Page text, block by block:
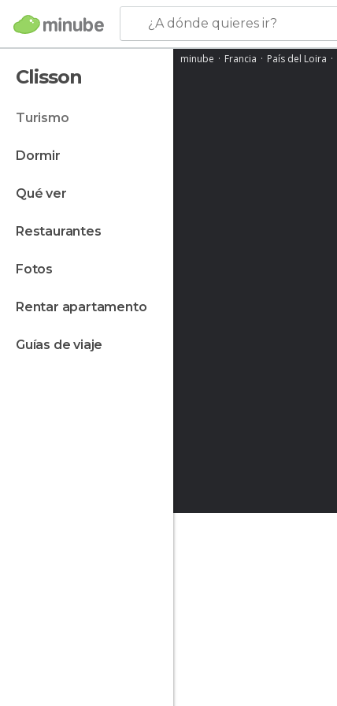
¿A dónde quieres ir?
Clisson
turismo
dormir
qué ver
restaurantes
fotos
rentar apartamento
guías de viaje
minube Francia País del Loira